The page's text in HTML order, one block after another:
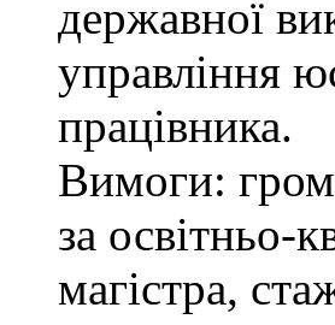
державної
управління
працівника.
Вимоги:
за освітньо-
магістра,